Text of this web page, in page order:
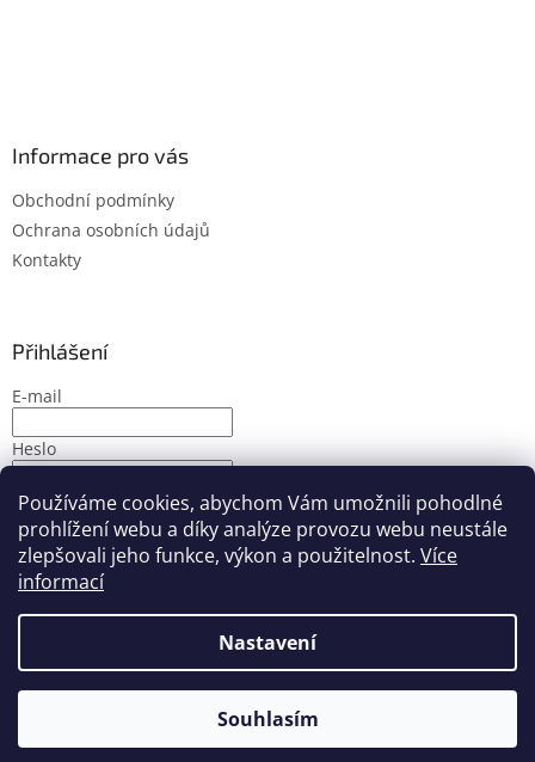
Používáme cookies, abychom Vám umožnili pohodlné
prohlížení webu a díky analýze provozu webu neustále
zlepšovali jeho funkce, výkon a použitelnost. Více
informací
Nastavení
Souhlasím
Informace pro vás
Obchodní podmínky
Ochrana osobních údajů
Kontakty
Přihlášení
E-mail
Heslo
PŘIHLÁSIT SE
Nová registraceZapomenuté heslo
Vytvořil Shoptet
PMbike. Všechna práva vyhrazena.